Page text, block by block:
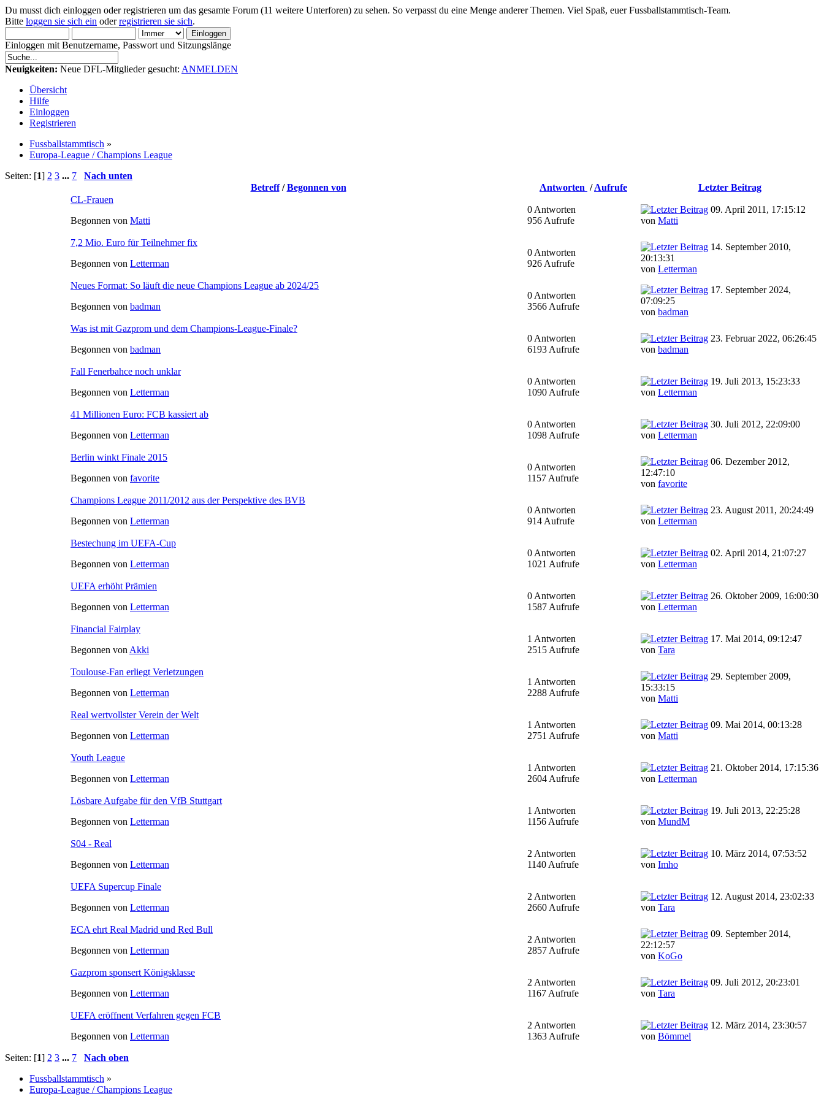
Du musst dich einloggen oder registrieren um das gesamte Forum (11 weitere Unterforen) zu sehen. So verpasst du eine Menge anderer Themen. Viel Spaß, euer Fussballstammtisch-Team.
Bitte loggen sie sich ein oderregistrieren sie sich.
Einloggen mit Benutzername, Passwort und Sitzungslänge
Neuigkeiten: Neue DFL-Mitglieder gesucht: ANMELDEN
Übersicht
Hilfe
Einloggen
Registrieren
Fussballstammtisch »
Europa-League / Champions League
Seiten: [1] 2 3 ... 7
Nach unten
Betreff/Begonnen von Antworten /Aufrufe
Letzter Beitrag
CL-Frauen
Begonnen von Matti
0 Antworten
956 Aufrufe
09. April 2011, 17:15:12
von Matti
7,2 Mio. Euro für Teilnehmer fix
Begonnen von Letterman
0 Antworten
926 Aufrufe
14. September 2010,
20:13:31
von Letterman
Neues Format: So läuft die neue Champions League ab 2024/25
Begonnen von badman
0 Antworten
3566 Aufrufe
17. September 2024,
07:09:25
von badman
Was ist mit Gazprom und dem Champions-League-Finale?
Begonnen von badman
0 Antworten
6193 Aufrufe
23. Februar 2022, 06:26:45
von badman
Fall Fenerbahce noch unklar
Begonnen von Letterman
0 Antworten
1090 Aufrufe
19. Juli 2013, 15:23:33
von Letterman
41 Millionen Euro: FCB kassiert ab
Begonnen von Letterman
0 Antworten
1098 Aufrufe
30. Juli 2012, 22:09:00
von Letterman
Berlin winkt Finale 2015
Begonnen von favorite
0 Antworten
1157 Aufrufe
06. Dezember 2012,
12:47:10
von favorite
Champions League 2011/2012 aus der Perspektive des BVB
Begonnen von Letterman
0 Antworten
914 Aufrufe
23. August 2011, 20:24:49
von Letterman
Bestechung im UEFA-Cup
Begonnen von Letterman
0 Antworten
1021 Aufrufe
02. April 2014, 21:07:27
von Letterman
UEFA erhöht Prämien
Begonnen von Letterman
0 Antworten
1587 Aufrufe
26. Oktober 2009, 16:00:30
von Letterman
Financial Fairplay
Begonnen von Akki
1 Antworten
2515 Aufrufe
17. Mai 2014, 09:12:47
von Tara
Toulouse-Fan erliegt Verletzungen
Begonnen von Letterman
1 Antworten
2288 Aufrufe
29. September 2009,
15:33:15
von Matti
Real wertvollster Verein der Welt
Begonnen von Letterman
1 Antworten
2751 Aufrufe
09. Mai 2014, 00:13:28
von Matti
Youth League
Begonnen von Letterman
1 Antworten
2604 Aufrufe
21. Oktober 2014, 17:15:36
von Letterman
Lösbare Aufgabe für den VfB Stuttgart
Begonnen von Letterman
1 Antworten
1156 Aufrufe
19. Juli 2013, 22:25:28
von MundM
S04 - Real
Begonnen von Letterman
2 Antworten
1140 Aufrufe
10. März 2014, 07:53:52
von Imho
UEFA Supercup Finale
Begonnen von Letterman
2 Antworten
2660 Aufrufe
12. August 2014, 23:02:33
von Tara
ECA ehrt Real Madrid und Red Bull
Begonnen von Letterman
2 Antworten
2857 Aufrufe
09. September 2014,
22:12:57
von KoGo
Gazprom sponsert Königsklasse
Begonnen von Letterman
2 Antworten
1167 Aufrufe
09. Juli 2012, 20:23:01
von Tara
UEFA eröffnent Verfahren gegen FCB
Begonnen von Letterman
2 Antworten
1363 Aufrufe
12. März 2014, 23:30:57
von Bömmel
Seiten: [1] 2 3 ... 7
Nach oben
Fussballstammtisch »
Europa-League / Champions League